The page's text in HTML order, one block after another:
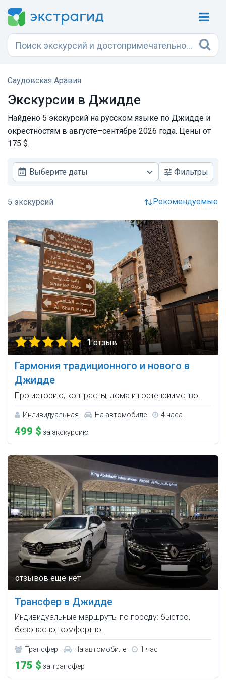
Саудовская Аравия
Экскурсии в Джидде
Найдено 5 экскурсий на русском языке по Джидде и
окрестностям в августе–сентябре 2026 года. Цены от
175 $.
Выберите даты Фильтры
рекомендуемые
1 отзыв
Гармония традиционного и нового в
Джидде
Про историю, контрасты, дома и гостеприимство.
Индивидуальная На автомобиле 4 часа
499 $ за экскурсию
Трансфер в Джидде
Индивидуальные маршруты по городу: быстро,
безопасно, комфортно.
Трансфер На автомобиле 1 час
175 $ за трансфер